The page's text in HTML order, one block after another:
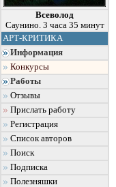
Всеволод
Саунино. 3 часа 35 минут
АРТ-КРИТИКА
Информация
Конкурсы
Работы
Отзывы
Прислать работу
Регистрация
Список авторов
Поиск
Подписка
Полезняшки